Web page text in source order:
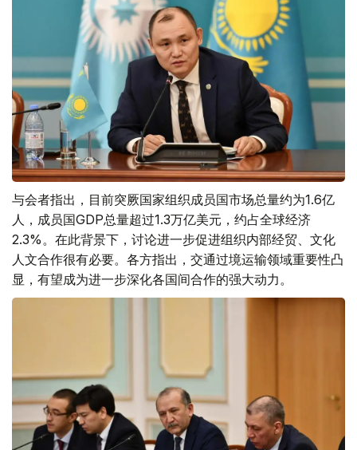
与会者指出，目前突厥国家组织成员国市场总量约为1.6亿
人，成员国GDP总量超过1.3万亿美元，约占全球经济
2.3%。在此背景下，讨论进一步促进组织内部经贸、文化
人文合作很有必要。各方指出，交通过境运输领域重要性凸
显，有望成为进一步深化各国间合作的强大动力。